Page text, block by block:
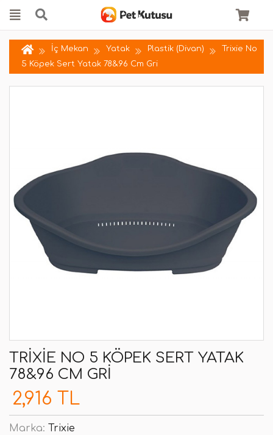
İç Mekan Yatak Plastik (Divan)
Trixie No
5 Köpek Sert Yatak 78&96 Cm Gri
TRIXIE NO 5 KÖPEK SERT YATAK
78&96 CM GRI
2,916 TL
Marka: Trixie